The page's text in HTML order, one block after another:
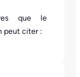
que le
peut citer :